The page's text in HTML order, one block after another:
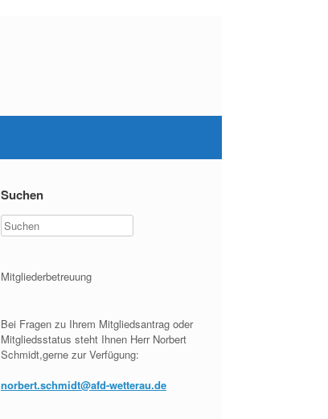
Suchen
Mitgliederbetreuung
Bei Fragen zu Ihrem Mitgliedsantrag oder
Mitgliedsstatus steht Ihnen Herr Norbert
Schmidt,gerne zur Verfügung:
norbert.schmidt@afd-wetterau.de